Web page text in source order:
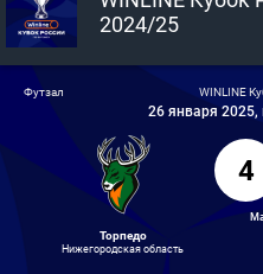
2024/25
Футзал
26 января 2025,
WINLINE
Торпедо
Нижегородская область
4